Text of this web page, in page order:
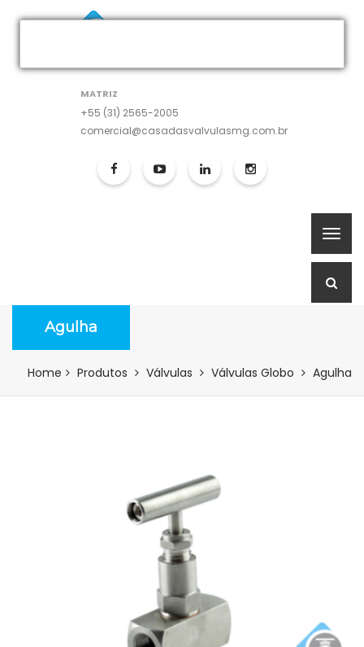
MATRIZ
+55 (31) 2565-2005
comercial@casadasvalvulasmg.com.br
Agulha
Home Produtos Válvulas Válvulas Globo Agulha